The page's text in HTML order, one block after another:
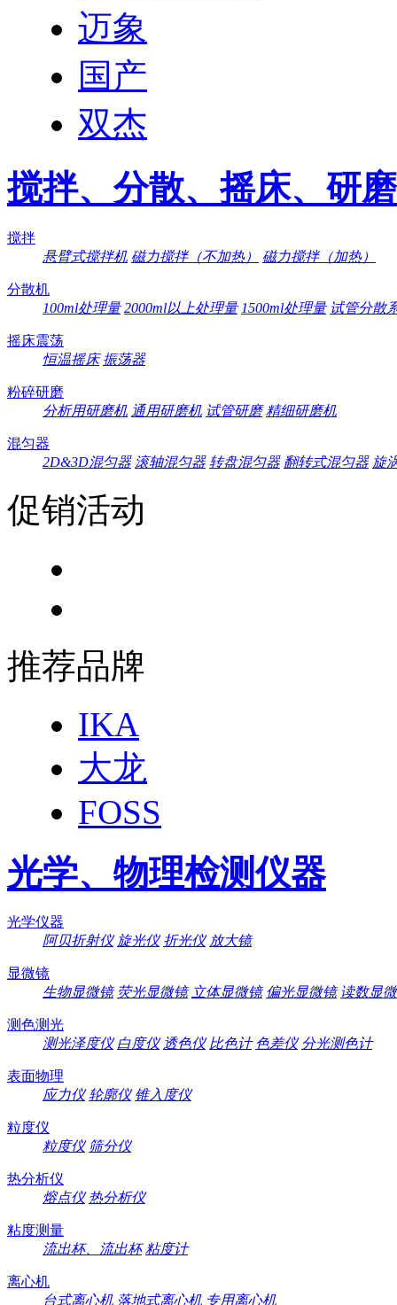
迈象
国产
双杰
搅拌、分散、摇床、研磨
搅拌
悬臂式搅拌机 磁力搅拌（不加热） 磁力搅拌（加热）
分散机
100ml处理量 2000ml以上处理量 1500ml处理量 试管分散
摇床震荡
恒温摇床 振荡器
粉碎研磨
分析用研磨机 通用研磨机 试管研磨 精细研磨机
混匀器
2D&3D混匀器 滚轴混匀器 转盘混匀器 翻转式混匀器 旋
促销活动
推荐品牌
IKA
大龙
FOSS
光学、物理检测仪器
光学仪器
阿贝折射仪 旋光仪 折光仪 放大镜
显微镜
生物显微镜 荧光显微镜 立体显微镜 偏光显微镜 读数显
测色测光
测光泽度仪 白度仪 透色仪 比色计 色差仪 分光测色计
表面物理
应力仪 轮廓仪 锥入度仪
粒度仪
粒度仪 筛分仪
热分析仪
熔点仪 热分析仪
粘度测量
流出杯、流出杯 粘度计
离心机
台式离心机 落地式离心机 专用离心机